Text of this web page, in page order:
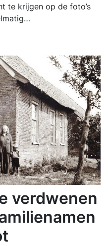
te krijgen op de foto’s
verdwenen